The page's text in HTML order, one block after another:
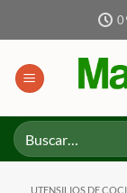
Buscar
por:
UTENSILIOS DE